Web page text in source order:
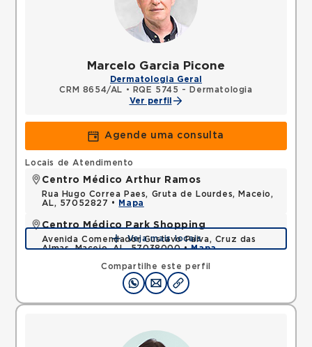
Marcelo Garcia Picone
Dermatologia Geral
CRM 8654/AL •
RQE 5745 - Dermatologia
Ver perfil
Agende uma consulta
Compartilhe este perfil
Locais de Atendimento
Centro Médico Arthur Ramos
Rua Hugo Correa Paes, Gruta de Lourdes, Maceio,
AL, 57052827 •
Mapa
Centro Médico Park Shopping
Avenida Comendador Gustavo Paiva, Cruz das
Almas, Maceio, AL, 57038000 •Mapa
Veja mais locais